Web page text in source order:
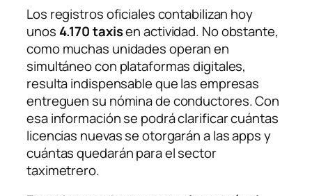
Los registros oficiales contabilizan hoy
unos 4.170 taxisen actividad. No obstante,
como muchas unidades operan en
simultáneo con plataformas digitales,
resulta indispensable que las empresas
entreguen su nómina de conductores. Con
esa información se podrá clarificar cuántas
licencias nuevas se otorgarán a las apps y
cuántas quedarán para el sector
taximetrero.